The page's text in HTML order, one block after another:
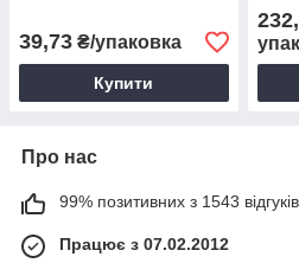
39,73 ₴/упаковка
Купити
Про нас
99% позитивних з 1543
Працює з 07.02.2012